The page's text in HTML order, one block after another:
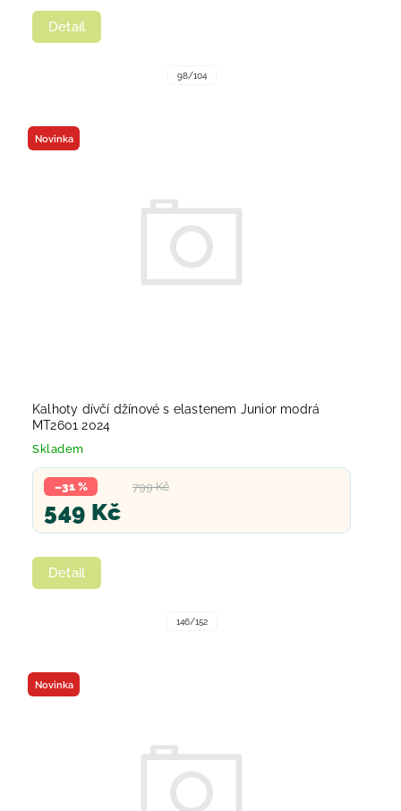
Detail
98/104
Novinka
Kalhoty dívčí džínové s elastenem Junior modrá
MT2601 2024
Skladem
799 Kč
–31 %
549 Kč
Detail
146/152
Novinka